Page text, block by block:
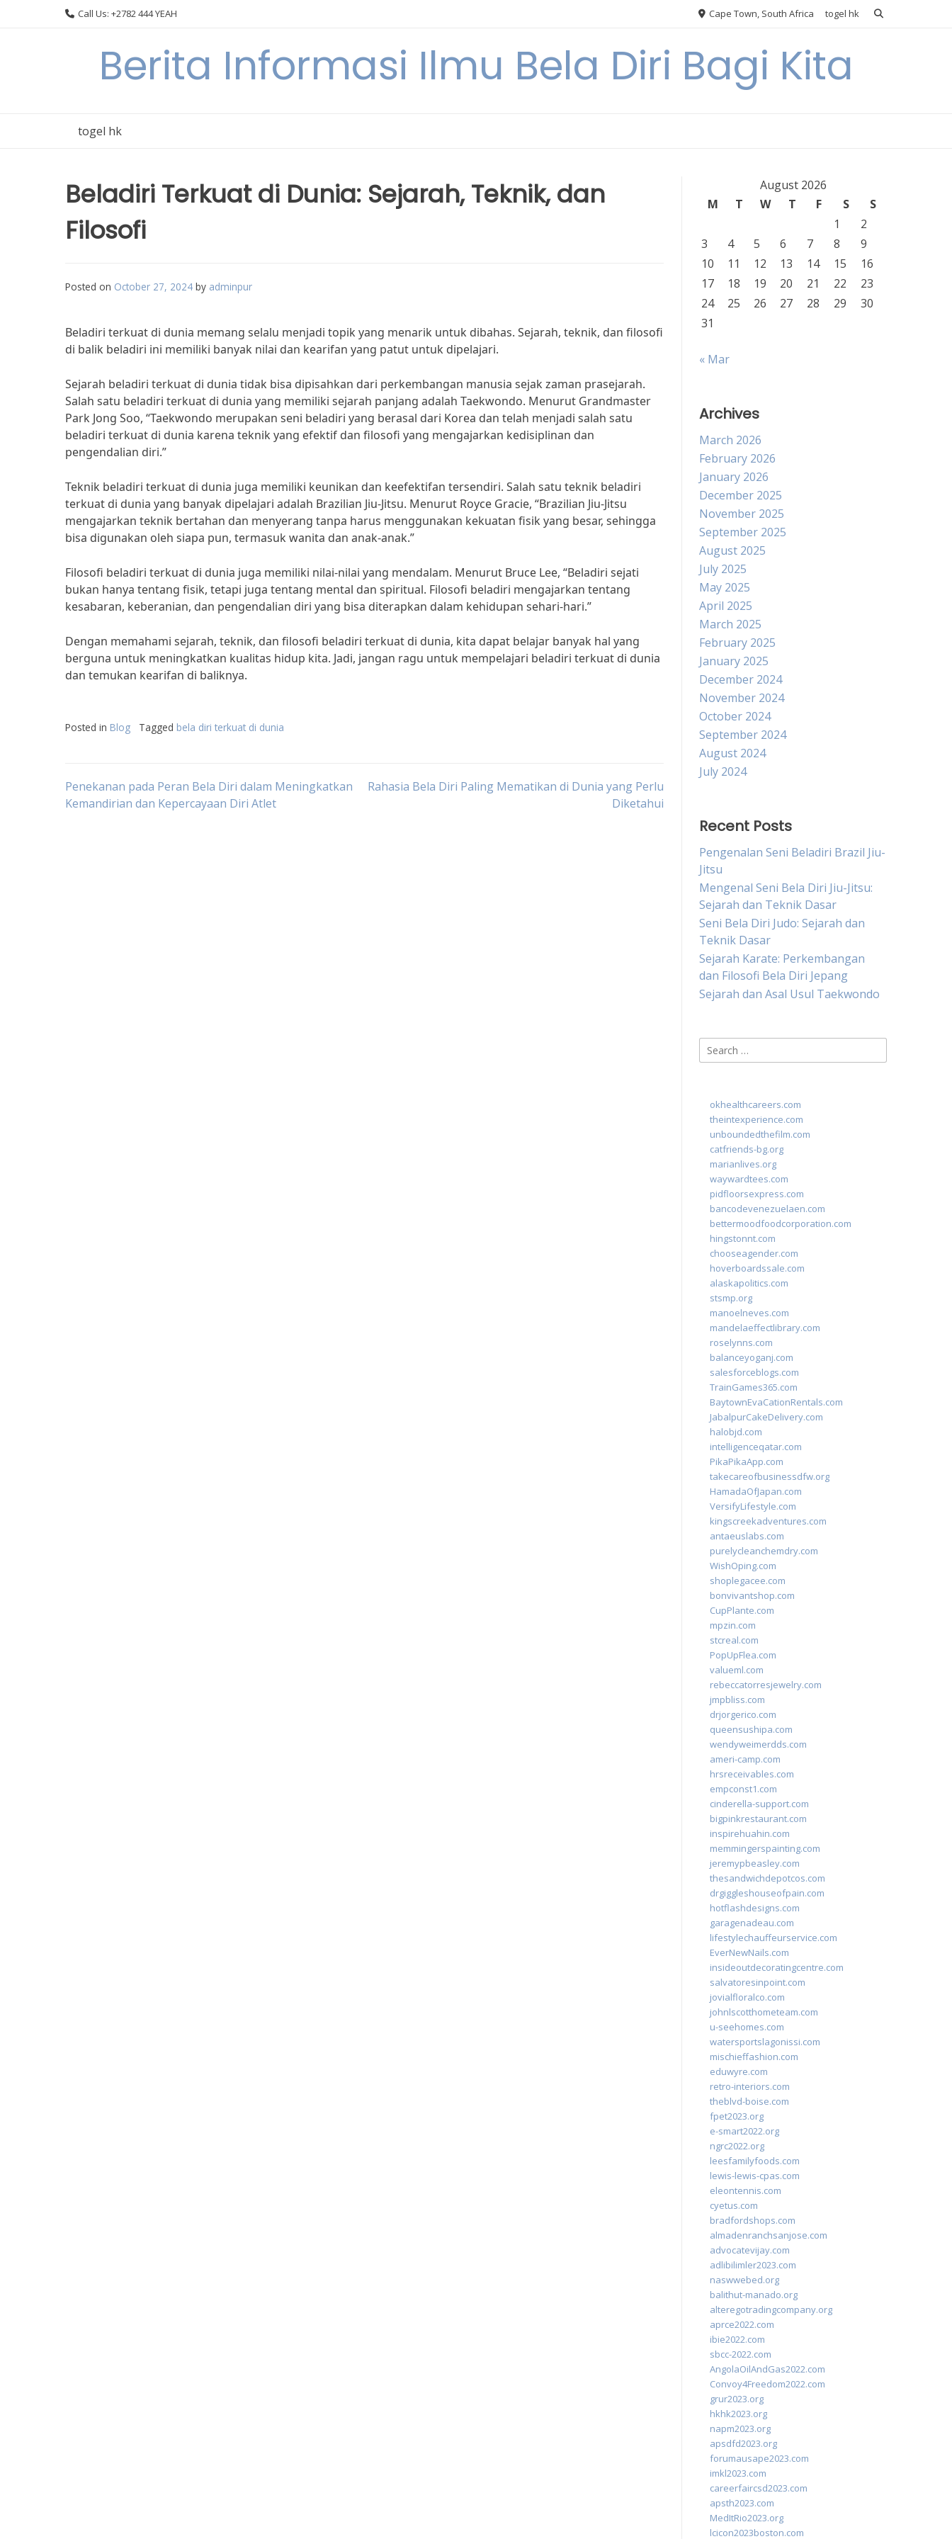
Call Us: +2782 444 YEAH Cape Town, South Africa togel hk
Berita Informasi Ilmu Bela Diri Bagi Kita
togel hk
Beladiri Terkuat di Dunia: Sejarah, Teknik, dan
Filosofi
Posted on October 27, 2024 by adminpur
Beladiri terkuat di dunia memang selalu menjadi topik yang menarik untuk dibahas. Sejarah, teknik, dan filosofi
di balik beladiri ini memiliki banyak nilai dan kearifan yang patut untuk dipelajari.
Sejarah beladiri terkuat di dunia tidak bisa dipisahkan dari perkembangan manusia sejak zaman prasejarah.
Salah satu beladiri terkuat di dunia yang memiliki sejarah panjang adalah Taekwondo. Menurut Grandmaster
Park Jong Soo, “Taekwondo merupakan seni beladiri yang berasal dari Korea dan telah menjadi salah satu
beladiri terkuat di dunia karena teknik yang efektif dan filosofi yang mengajarkan kedisiplinan dan
pengendalian diri.”
Teknik beladiri terkuat di dunia juga memiliki keunikan dan keefektifan tersendiri. Salah satu teknik beladiri
terkuat di dunia yang banyak dipelajari adalah Brazilian Jiu-Jitsu. Menurut Royce Gracie, “Brazilian Jiu-Jitsu
mengajarkan teknik bertahan dan menyerang tanpa harus menggunakan kekuatan fisik yang besar, sehingga
bisa digunakan oleh siapa pun, termasuk wanita dan anak-anak.”
Filosofi beladiri terkuat di dunia juga memiliki nilai-nilai yang mendalam. Menurut Bruce Lee, “Beladiri sejati
bukan hanya tentang fisik, tetapi juga tentang mental dan spiritual. Filosofi beladiri mengajarkan tentang
kesabaran, keberanian, dan pengendalian diri yang bisa diterapkan dalam kehidupan sehari-hari.”
Dengan memahami sejarah, teknik, dan filosofi beladiri terkuat di dunia, kita dapat belajar banyak hal yang
berguna untuk meningkatkan kualitas hidup kita. Jadi, jangan ragu untuk mempelajari beladiri terkuat di dunia
dan temukan kearifan di baliknya.
Posted in Blog Tagged bela diri terkuat di dunia
Post
Penekanan pada Peran Bela Diri dalam Meningkatkan
Kemandirian dan Kepercayaan Diri Atlet
Rahasia Bela Diri Paling Mematikan di Dunia yang Perlu
Diketahui
August 2026
M
T W T F S
S
1
2
3
4 5 6 7 8
9
10
11 12 13 14 15
16
17
18 19 20 21 22
23
24
25 26 27 28 29
30
31
« Mar
Archives
March 2026
February 2026
January 2026
December 2025
November 2025
September 2025
August 2025
July 2025
May 2025
April 2025
March 2025
February 2025
January 2025
December 2024
November 2024
October 2024
September 2024
August 2024
July 2024
Recent Posts
Pengenalan Seni Beladiri Brazil Jiu-
Jitsu
Mengenal Seni Bela Diri Jiu-Jitsu:
Sejarah dan Teknik Dasar
Seni Bela Diri Judo: Sejarah dan
Teknik Dasar
Sejarah Karate: Perkembangan
dan Filosofi Bela Diri Jepang
Sejarah dan Asal Usul Taekwondo
Search
for:
okhealthcareers.com
theintexperience.com
unboundedthefilm.com
catfriends-bg.org
marianlives.org
waywardtees.com
pidfloorsexpress.com
bancodevenezuelaen.com
bettermoodfoodcorporation.com
hingstonnt.com
chooseagender.com
hoverboardssale.com
alaskapolitics.com
stsmp.org
manoelneves.com
mandelaeffectlibrary.com
roselynns.com
balanceyoganj.com
salesforceblogs.com
TrainGames365.com
BaytownEvaCationRentals.com
JabalpurCakeDelivery.com
halobjd.com
intelligenceqatar.com
PikaPikaApp.com
takecareofbusinessdfw.org
HamadaOfJapan.com
VersifyLifestyle.com
kingscreekadventures.com
antaeuslabs.com
purelycleanchemdry.com
WishOping.com
shoplegacee.com
bonvivantshop.com
CupPlante.com
mpzin.com
stcreal.com
PopUpFlea.com
valueml.com
rebeccatorresjewelry.com
jmpbliss.com
drjorgerico.com
queensushipa.com
wendyweimerdds.com
ameri-camp.com
hrsreceivables.com
empconst1.com
cinderella-support.com
bigpinkrestaurant.com
inspirehuahin.com
memmingerspainting.com
jeremypbeasley.com
thesandwichdepotcos.com
drgiggleshouseofpain.com
hotflashdesigns.com
garagenadeau.com
lifestylechauffeurservice.com
EverNewNails.com
insideoutdecoratingcentre.com
salvatoresinpoint.com
jovialfloralco.com
johnlscotthometeam.com
u-seehomes.com
watersportslagonissi.com
mischieffashion.com
eduwyre.com
retro-interiors.com
theblvd-boise.com
fpet2023.org
e-smart2022.org
ngrc2022.org
leesfamilyfoods.com
lewis-lewis-cpas.com
eleontennis.com
cyetus.com
bradfordshops.com
almadenranchsanjose.com
advocatevijay.com
adlibilimler2023.com
naswwebed.org
balithut-manado.org
alteregotradingcompany.org
aprce2022.com
ibie2022.com
sbcc-2022.com
AngolaOilAndGas2022.com
Convoy4Freedom2022.com
grur2023.org
hkhk2023.org
napm2023.org
apsdfd2023.org
forumausape2023.com
imkl2023.com
careerfaircsd2023.com
apsth2023.com
MedItRio2023.org
lcicon2023boston.com